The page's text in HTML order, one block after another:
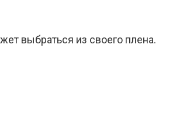
выбраться из своего плена.